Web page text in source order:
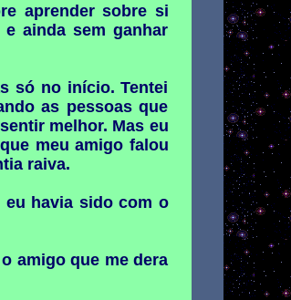
aprender sobre si
ainda sem ganhar
só no início. Tentei
as pessoas que
melhor. Mas eu
meu amigo falou
raiva.
eu havia sido com o
amigo que me dera